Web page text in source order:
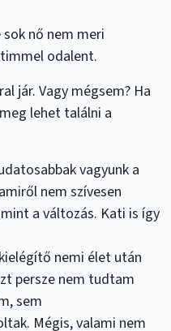
nő nem meri
odalent.
jár. Vagy mégsem? Ha
lehet találni a
vagyunk a
nem szívesen
a változás. Kati is így
nemi élet után
persze nem tudtam
sem
Mégis, valami nem